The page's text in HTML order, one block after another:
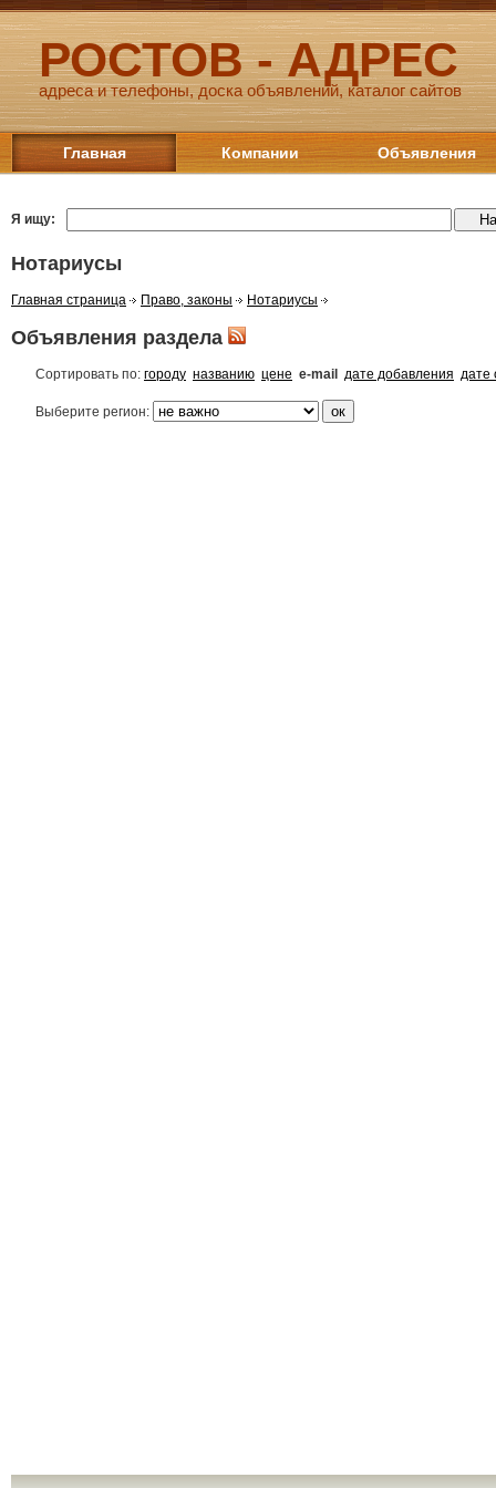
РОСТОВ - АДРЕС
адреса и телефоны, доска объявлений, каталог сайтов
Главная Компании Объявления
Я ищу:
Нотариусы
Главная страница Право, законы Нотариусы
Объявления раздела
Сортировать по: городу названию цене e-mail дате добавления дате
Выберите регион: